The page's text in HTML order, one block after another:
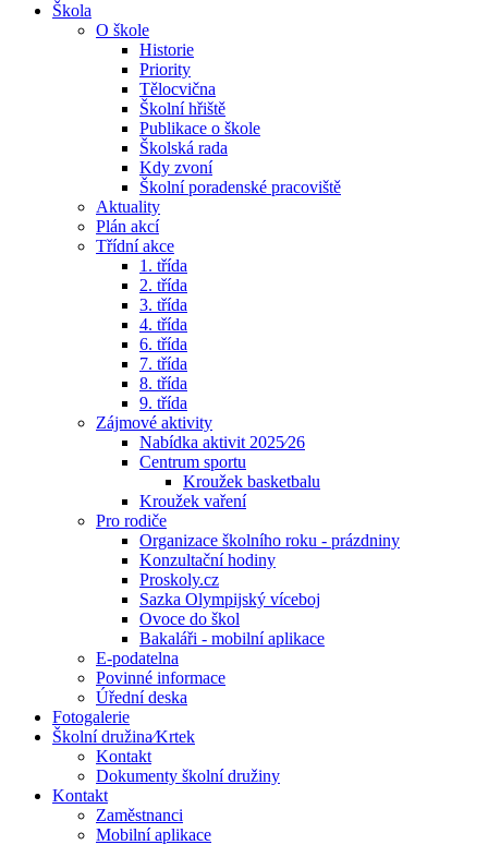
Škola
O škole
Historie
Priority
Tělocvična
Školní hřiště
Publikace o škole
Školská rada
Kdy zvoní
Školní poradenské pracoviště
Aktuality
Plán akcí
Třídní akce
1. třída
2. třída
3. třída
4. třída
6. třída
7. třída
8. třída
9. třída
Zájmové aktivity
Nabídka aktivit 2025⁄26
Centrum sportu
Kroužek basketbalu
Kroužek vaření
Pro rodiče
Organizace školního roku - prázdniny
Konzultační hodiny
Proskoly.cz
Sazka Olympijský víceboj
Ovoce do škol
Bakaláři - mobilní aplikace
E-podatelna
Povinné informace
Úřední deska
Fotogalerie
Školní družina⁄Krtek
Kontakt
Dokumenty školní družiny
Kontakt
Zaměstnanci
Mobilní aplikace